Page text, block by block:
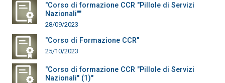
"Corso di formazione CCR "Pillole di Servizi
Nazionali""
28/09/2023
"Corso di Formazione CCR"
25/10/2023
"Corso di formazione CCR "Pillole di Servizi
Nazionali" (1)"